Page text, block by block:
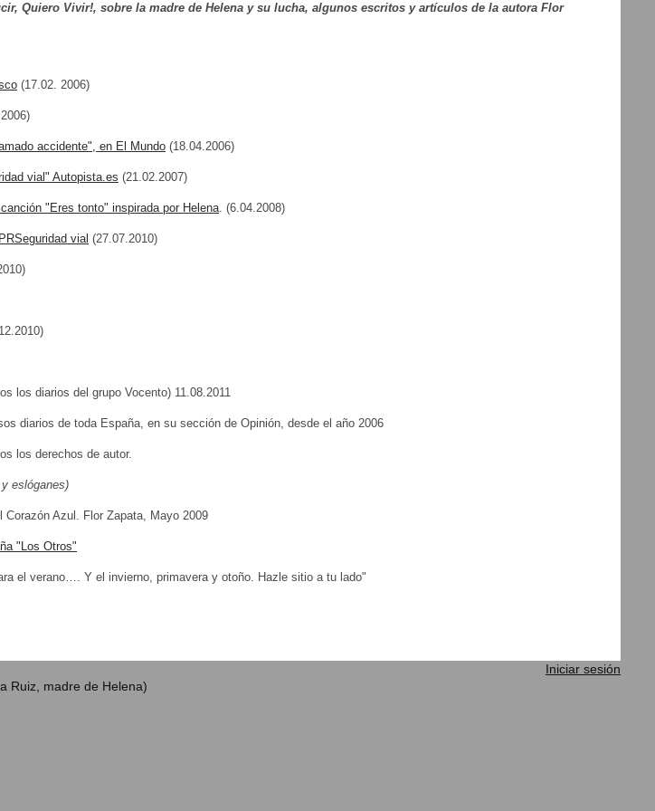
Quiero Vivir!, sobre la madre de Helena y su lucha, algunos escritos y artículos de la autora Flor
(17.02. 2006)
accidente", en El Mundo (18.04.2006)
vial" Autopista.es (21.02.2007)
"Eres tonto" inspirada por Helena. (6.04.2008)
vial (27.07.2010)
los diarios del grupo Vocento) 11.08.2011
diarios de toda España, en su sección de Opinión, desde el año 2006
los derechos de autor.
eslóganes)
Azul. Flor Zapata, Mayo 2009
"Los Otros"
el verano…. Y el invierno, primavera y otoño. Hazle sitio a tu lado"
Ruiz, madre de Helena)
Iniciar sesión